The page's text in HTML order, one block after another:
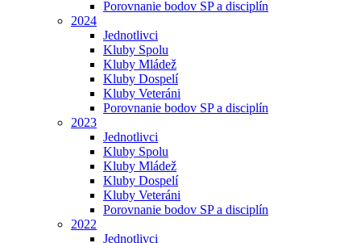
Porovnanie bodov SP a disciplín
2024
Jednotlivci
Kluby Spolu
Kluby Mládež
Kluby Dospelí
Kluby Veteráni
Porovnanie bodov SP a disciplín
2023
Jednotlivci
Kluby Spolu
Kluby Mládež
Kluby Dospelí
Kluby Veteráni
Porovnanie bodov SP a disciplín
2022
Jednotlivci